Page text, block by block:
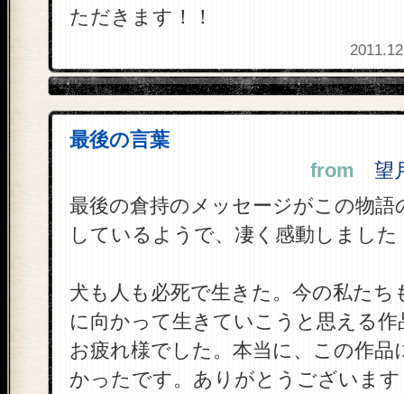
ただきます！！
最後の言葉
from 望
最後の倉持のメッセージがこの物語
しているようで、凄く感動しました
犬も人も必死で生きた。今の私たち
に向かって生きていこうと思える作
お疲れ様でした。本当に、この作品
かったです。ありがとうございます